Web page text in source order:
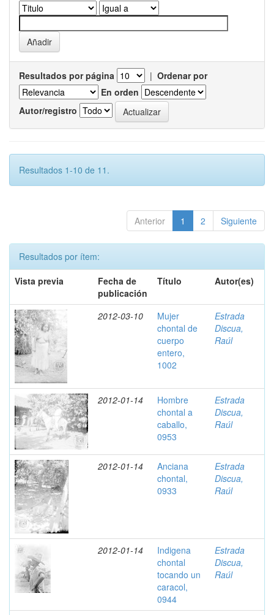
Resultados por página | Ordenar por
En orden
Autor/registro
Resultados 1-10 de 11.
Anterior 1 2 Siguiente
Resultados por ítem:
Vista previa
Fecha de
publicación
Título Autor(es)
2012-03-10
Mujer
chontal de
cuerpo
entero,
1002
Estrada
Discua,
Raúl
2012-01-14
Hombre
chontal a
caballo,
0953
Estrada
Discua,
Raúl
2012-01-14
Anciana
chontal,
0933
Estrada
Discua,
Raúl
2012-01-14
Indigena
chontal
tocando un
caracol,
0944
Estrada
Discua,
Raúl